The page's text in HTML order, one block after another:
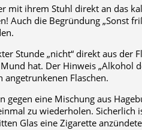
mit ihrem Stuhl direkt an das
Auch die Begründung „Sonst
Stunde „nicht“ direkt aus der
hat. Der Hinweis „Alkohol
Flaschen.
eine Mischung aus
zu wiederholen. Sicherlich
Glas eine Zigarette